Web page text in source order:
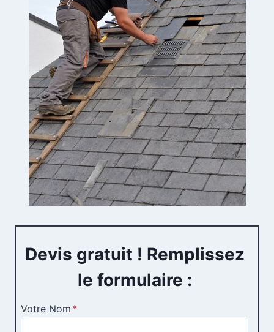
Devis gratuit ! Remplissez
le formulaire :
Votre Nom *